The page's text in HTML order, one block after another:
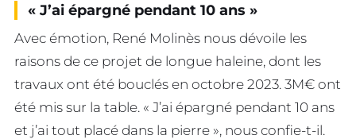
« J’ai épargné pendant 10 ans »
Avec émotion, René Molinès nous dévoile les
raisons de ce projet de longue haleine, dont les
travaux ont été bouclés en octobre 2023. 3M€ ont
été mis sur la table. « J’ai épargné pendant 10 ans
et j’ai tout placé dans la pierre », nous confie-t-il.